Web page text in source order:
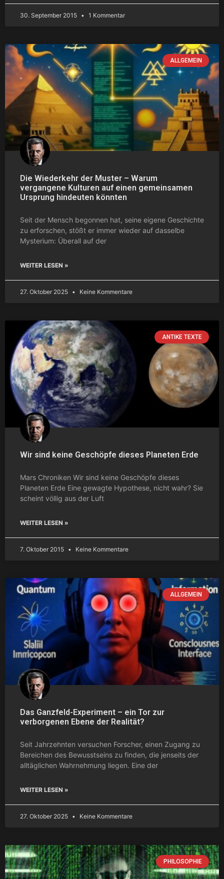
30. September 2015 1 Kommentar
ALLGEMEIN
Die Wiederkehr der Muster – Warum
vergangene Kulturen auf einen gemeinsamen
Ursprung hindeuten könnten
Seit der Mensch begonnen hat, seine eigene Geschichte
zu erforschen, stößt er immer wieder auf dasselbe
Mysterium: Überall auf der
WEITER LESEN »
27. Oktober 2025 Keine Kommentare
ANTIKE TEXTE
Wir sind keine Geschöpfe dieses Planeten Erde
Mars Chroniken Wir sind keine Geschöpfe dieses
Planeten Erde Eine gewagte Hypothese, nicht wahr? Sie
scheint völlig aus der Luft
WEITER LESEN »
7. Oktober 2015 Keine Kommentare
ALLGEMEIN
Das Ganzfeld-Experiment – ein Tor zur
verborgenen Ebene der Realität?
Seit Jahrzehnten versuchen Forscher, einen Zugang zu
Bereichen des Bewusstseins zu finden, die jenseits der
alltäglichen Wahrnehmung liegen. Eine der
WEITER LESEN »
27. Oktober 2025 Keine Kommentare
PHILOSOPHIE